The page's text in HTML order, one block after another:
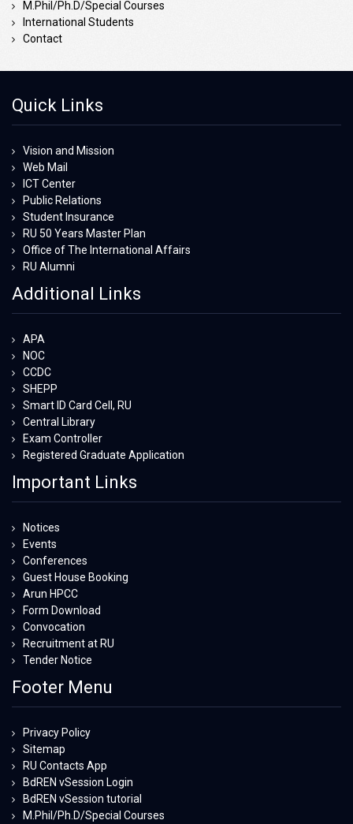
M.Phil/Ph.D/Special Courses
International Students
Contact
Quick Links
Vision and Mission
Web Mail
ICT Center
Public Relations
Student Insurance
RU 50 Years Master Plan
Office of The International Affairs
RU Alumni
Additional Links
APA
NOC
CCDC
SHEPP
Smart ID Card Cell, RU
Central Library
Exam Controller
Registered Graduate Application
Important Links
Notices
Events
Conferences
Guest House Booking
Arun HPCC
Form Download
Convocation
Recruitment at RU
Tender Notice
Footer Menu
Privacy Policy
Sitemap
RU Contacts App
BdREN vSession Login
BdREN vSession tutorial
M.Phil/Ph.D/Special Courses